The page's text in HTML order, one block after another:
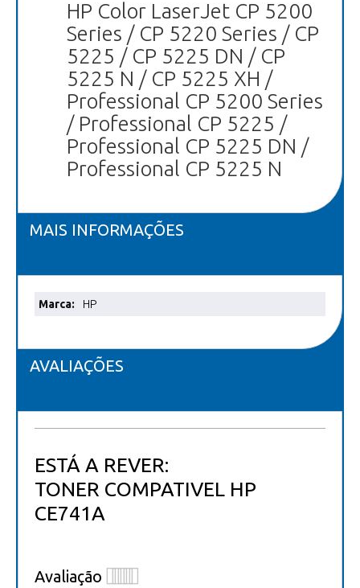
HP Color LaserJet CP 5200
Series / CP 5220 Series / CP
5225 / CP 5225 DN / CP
5225 N / CP 5225 XH /
Professional CP 5200 Series
/ Professional CP 5225 /
Professional CP 5225 DN /
Professional CP 5225 N
MAIS INFORMAÇÕES
Mais
HP
AVALIAÇÕES
ESTÁ A REVER:
TONER COMPATIVEL HP
CE741A
Avaliação